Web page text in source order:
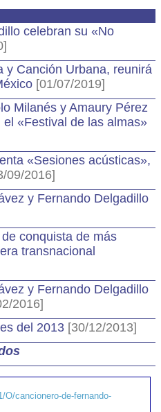
celebran su «No
y Canción Urbana, reunirá
[01/07/2019]
Milanés y Amaury Pérez
«Festival de las almas»
«Sesiones acústicas»,
09/2016]
y Fernando Delgadillo
conquista de más
transnacional
y Fernando Delgadillo
2016]
del 2013 [30/12/2013]
O/cancionero-de-fernando-